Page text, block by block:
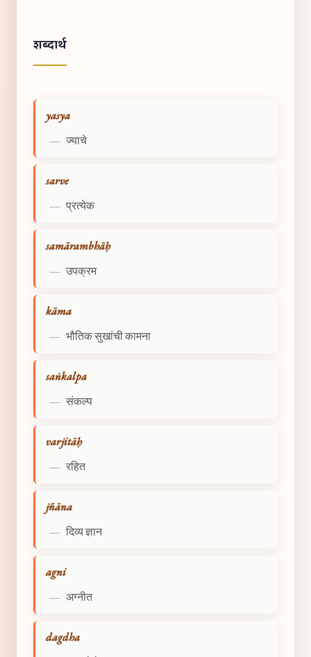
शब्दार्थ
yasya
— ज्याचे
sarve
— प्रत्येक
samārambhāḥ
— उपक्रम
kāma
— भौतिक सुखांची कामना
saṅkalpa
— संकल्प
varjitāḥ
— रहित
jñāna
— दिव्य ज्ञान
agni
— अग्नीत
dagdha